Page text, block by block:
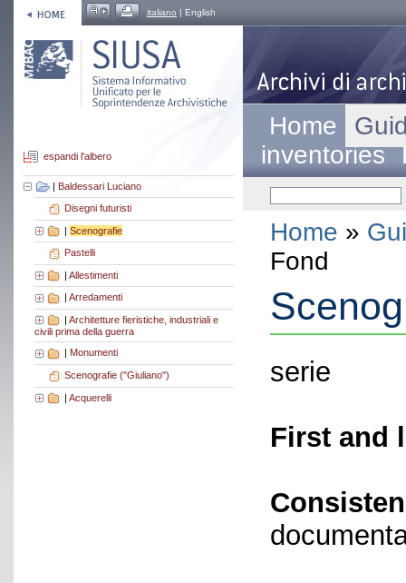
italiano | English
espandi l'albero
| Baldessari Luciano
Disegni futuristi
| Scenografie
Pastelli
| Allestimenti
Arredamenti
| Architetture fieristiche, industriali e
civili prima della guerra
Monumenti
Scenografie ("Giuliano")
| Acquerelli
Home
inventories
Home »
Fond
serie
First and